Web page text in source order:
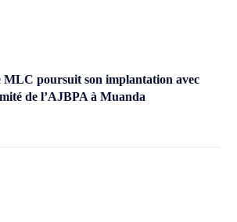
MLC poursuit son implantation avec
de l’AJBPA à Muanda